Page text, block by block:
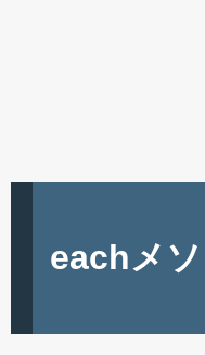
eachメ